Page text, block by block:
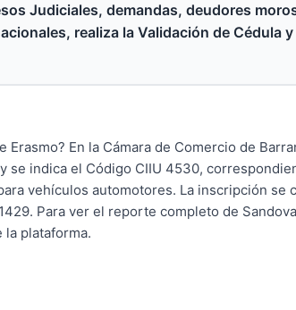
Judiciales, demandas, deudores
realiza la Validación de Cédula y
En la Cámara de Comercio de
se indica el Código CIIU 4530,
vehículos automotores. La inscripción se
Para ver el reporte completo de
plataforma.